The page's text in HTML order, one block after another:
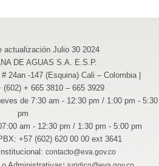
actualización Julio 30 2024
DE AGUAS S.A. E.S.P.
24an -147 (Esquina) Cali – Colombia |
(602) + 665 3810 – 665 3929
de 7:30 am - 12:30 pm / 1:00 pm - 5:30
pm
- 12:30 pm / 1:30 pm - 5:00 pm
+57 (602) 620 00 00 ext 3641
contacto@eva.gov.co